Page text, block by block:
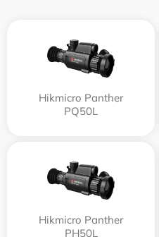
Hikmicro Panther
PQ50L
Hikmicro Panther
PH50L